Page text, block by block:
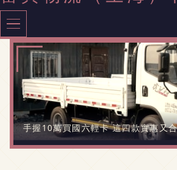
手握10萬買國六輕卡 這四款實惠又